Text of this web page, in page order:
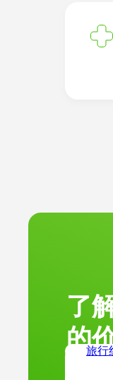
了
的
了
目
旅行